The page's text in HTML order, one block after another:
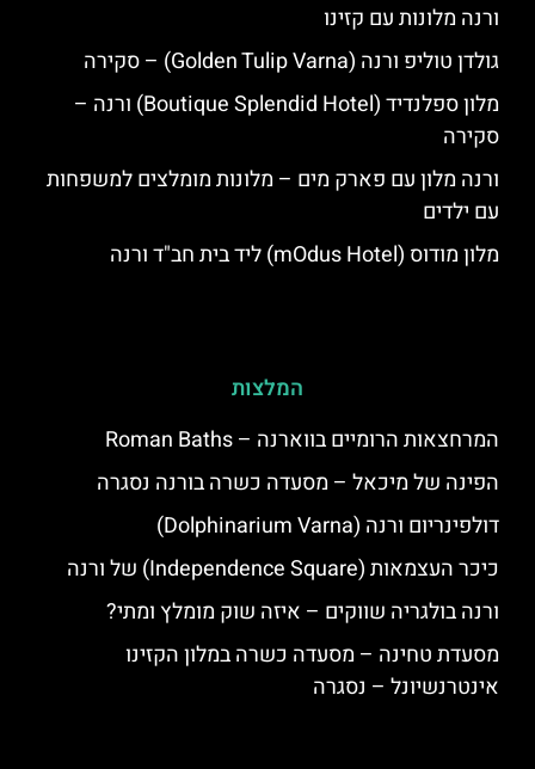
ורנה מלונות עם קזינו
גולדן טוליפ ורנה (Golden Tulip Varna) – סקירה
מלון ספלנדיד (Boutique Splendid Hotel) ורנה –
סקירה
ורנה מלון עם פארק מים – מלונות מומלצים למשפחות
עם ילדים
מלון מודוס (mOdus Hotel) ליד בית חב"ד ורנה
המלצות
המרחצאות הרומיים בווארנה – Roman Baths
הפינה של מיכאל – מסעדה כשרה בורנה נסגרה
דולפינריום ורנה (Dolphinarium Varna)
כיכר העצמאות (Independence Square) של ורנה
ורנה בולגריה שווקים – איזה שוק מומלץ ומתי?
מסעדת טחינה – מסעדה כשרה במלון הקזינו
אינטרנשיונל – נסגרה